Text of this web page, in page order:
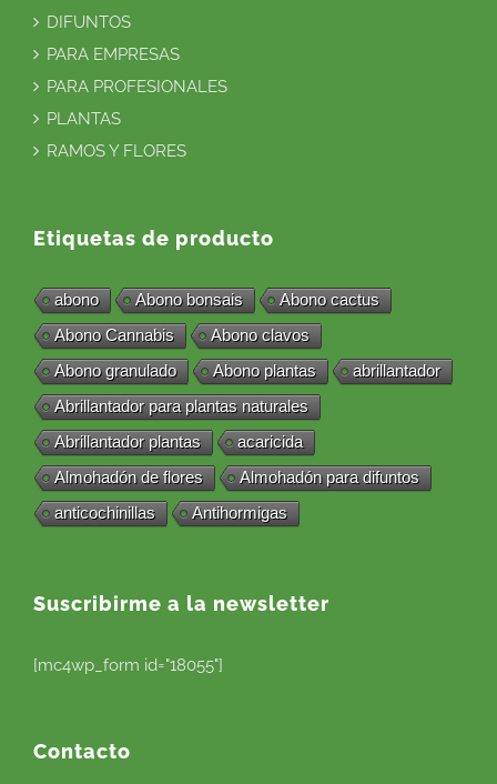
DIFUNTOS
PARA EMPRESAS
PARA PROFESIONALES
PLANTAS
RAMOS Y FLORES
Etiquetas de producto
abono Abono bonsais
Abono cactus
Abono Cannabis
Abono clavos
Abono granulado
Abono plantas
abrillantador
Abrillantador para plantas naturales
Abrillantador plantas
acaricida
Almohadón de flores
Almohadón para difuntos
anticochinillas
Antihormigas
Suscribirme a la newsletter
[mc4wp_form id="18055"]
Contacto